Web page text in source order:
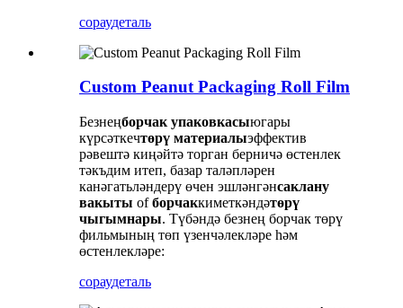
сораудеталь
Custom Peanut Packaging Roll Film
Безнеңборчак упаковкасыюгары
күрсәткечтөрү материалыэффектив
рәвештә киңәйтә торган берничә өстенлек
тәкъдим итеп, базар таләпләрен
канәгатьләндерү өчен эшләнгәнсаклану
вакыты ofборчаккиметкәндәтөрү
чыгымнары. Түбәндә безнең борчак төрү
фильмының төп үзенчәлекләре һәм
өстенлекләре:
сораудеталь